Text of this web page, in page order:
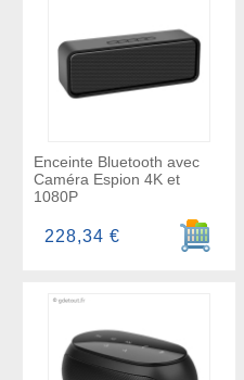
Enceinte Bluetooth avec
Caméra Espion 4K et
1080P
228,34 €